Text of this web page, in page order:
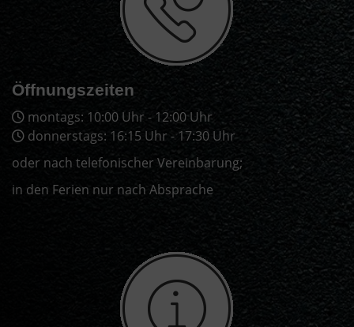
Öffnungszeiten
montags: 10:00 Uhr - 12:00 Uhr
donnerstags: 16:15 Uhr - 17:30 Uhr
oder nach telefonischer Vereinbarung;
in den Ferien nur nach Absprache